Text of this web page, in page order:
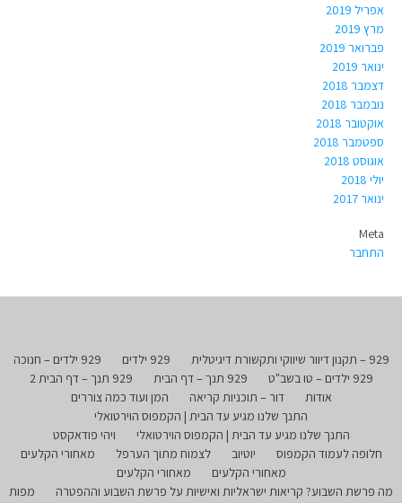
אפריל 2019
מרץ 2019
פברואר 2019
ינואר 2019
דצמבר 2018
נובמבר 2018
אוקטובר 2018
ספטמבר 2018
אוגוסט 2018
יולי 2018
ינואר 2017
Meta
התחבר
929 – תקנון דיוור שיווקי ותקשורת דיגיטלית 929 ילדים
929 ילדים – חנוכה
929 ילדים – טו בשב"ט
929 תנך – דף הבית
929 תנך – דף הבית 2
אודות
דור – תוכניות קריאה
המן ועוד כמה צוררים
התנך שלנו מגיע עד הבית | הקמפוס הוירטואלי
התנך שלנו מגיע עד הבית | הקמפוס הוירטואלי
ויהי פודאקסט
חלופה לעמוד הקמפוס
יוטיוב לצמוח מתוך הערפל
מאחורי הקלעים
מאחורי הקלעים
מאחורי הקלעים
מה פרשת השבוע? קריאות ישראליות ואישיות על פרשת השבוע וההפטרה
מפות